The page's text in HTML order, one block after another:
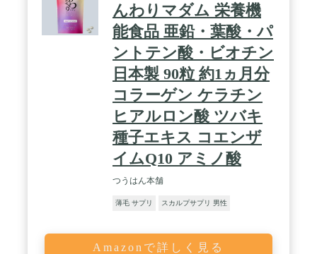
んわりマダム 栄養機
能食品 亜鉛・葉酸・パ
ントテン酸・ビオチン
日本製 90粒 約1ヵ月分
コラーゲン ケラチン
ヒアルロン酸 ツバキ
種子エキス コエンザ
イムQ10 アミノ酸
つうはん本舗
薄毛 サプリ スカルプサプリ 男性
Amazonで詳しく見る